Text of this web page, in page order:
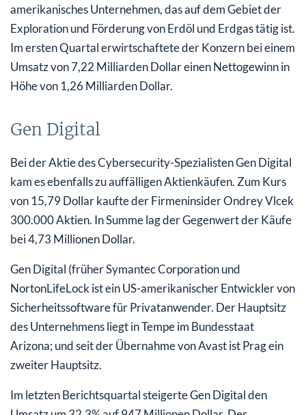
amerikanisches Unternehmen, das auf dem Gebiet der
Exploration und Förderung von Erdöl und Erdgas tätig ist.
Im ersten Quartal erwirtschaftete der Konzern bei einem
Umsatz von 7,22 Milliarden Dollar einen Nettogewinn in
Höhe von 1,26 Milliarden Dollar.
Gen Digital
Bei der Aktie des Cybersecurity-Spezialisten Gen Digital
kam es ebenfalls zu auffälligen Aktienkäufen. Zum Kurs
von 15,79 Dollar kaufte der Firmeninsider Ondrey Vlcek
300.000 Aktien. In Summe lag der Gegenwert der Käufe
bei 4,73 Millionen Dollar.
Gen Digital (früher Symantec Corporation und
NortonLifeLock ist ein US-amerikanischer Entwickler von
Sicherheitssoftware für Privatanwender. Der Hauptsitz
des Unternehmens liegt in Tempe im Bundesstaat
Arizona; und seit der Übernahme von Avast ist Prag ein
zweiter Hauptsitz.
Im letzten Berichtsquartal steigerte Gen Digital den